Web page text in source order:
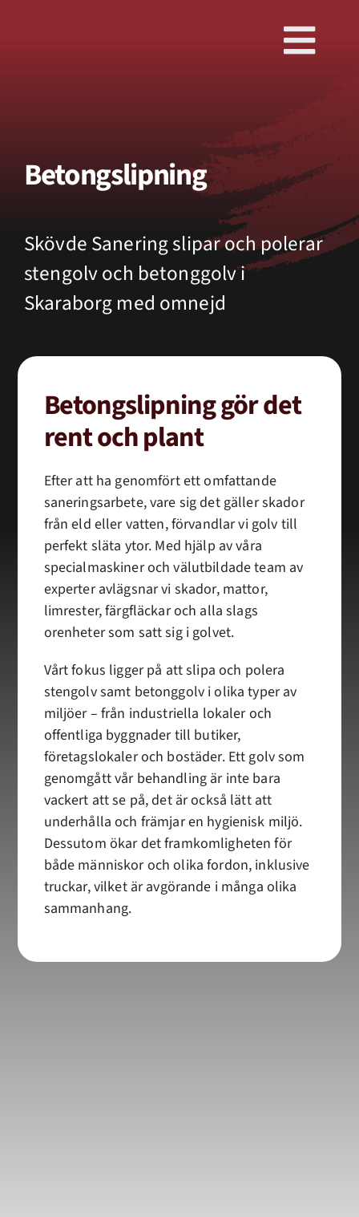
Betongslipning
Skövde Sanering slipar och polerar
stengolv och betonggolv i
Skaraborg med omnejd
Betongslipning gör det
rent och plant
Efter att ha genomfört ett omfattande
saneringsarbete, vare sig det gäller skador
från eld eller vatten, förvandlar vi golv till
perfekt släta ytor. Med hjälp av våra
specialmaskiner och välutbildade team av
experter avlägsnar vi skador, mattor,
limrester, färgfläckar och alla slags
orenheter som satt sig i golvet.
Vårt fokus ligger på att slipa och polera
stengolv samt betonggolv i olika typer av
miljöer – från industriella lokaler och
offentliga byggnader till butiker,
företagslokaler och bostäder. Ett golv som
genomgått vår behandling är inte bara
vackert att se på, det är också lätt att
underhålla och främjar en hygienisk miljö.
Dessutom ökar det framkomligheten för
både människor och olika fordon, inklusive
truckar, vilket är avgörande i många olika
sammanhang.